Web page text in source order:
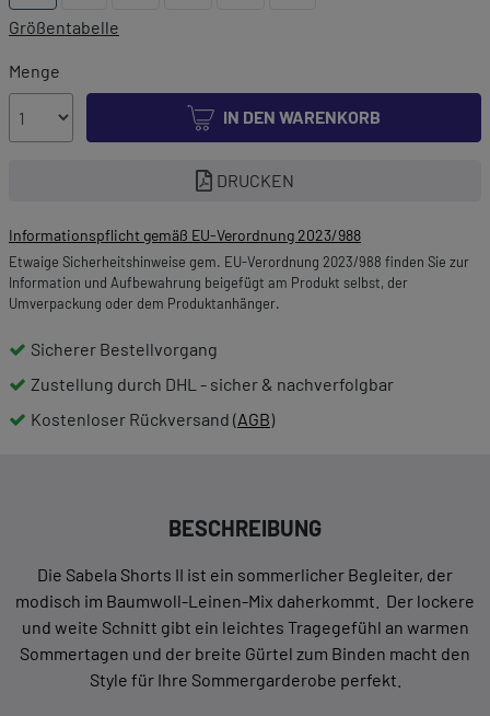
Größentabelle
Menge
IN DEN WARENKORB
DRUCKEN
Informationspflicht gemäß EU-Verordnung 2023/988
Etwaige Sicherheitshinweise gem. EU-Verordnung 2023/988 finden Sie zur
Information und Aufbewahrung beigefügt am Produkt selbst, der
Umverpackung oder dem Produktanhänger.
Sicherer Bestellvorgang
Zustellung durch DHL - sicher & nachverfolgbar
Kostenloser Rückversand (AGB)
BESCHREIBUNG
Die Sabela Shorts II ist ein sommerlicher Begleiter, der
modisch im Baumwoll-Leinen-Mix daherkommt. Der lockere
und weite Schnitt gibt ein leichtes Tragegefühl an warmen
Sommertagen und der breite Gürtel zum Binden macht den
Style für Ihre Sommergarderobe perfekt.